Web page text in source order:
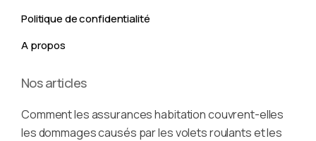
Politique de confidentialité
A propos
Nos articles
Comment les assurances habitation couvrent-elles
les dommages causés par les volets roulants et les